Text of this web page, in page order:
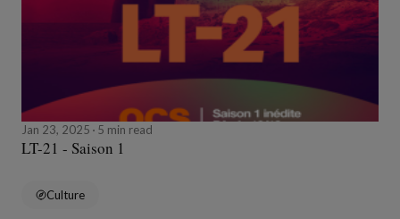
Jan 23, 2025 5 min read
LT-21 - Saison 1
Culture